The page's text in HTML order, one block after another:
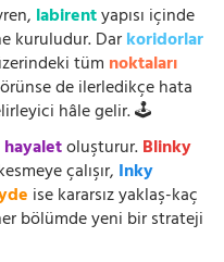
labirentyapısı içinde
kuruludur. Darkoridorlar
tüm noktaları
de ilerledikçe hata
hâle gelir. 🕹️
hayaletoluşturur.Blinky
çalışır,Inky
ise kararsız yaklaş-kaç
bölümde yeni bir strateji